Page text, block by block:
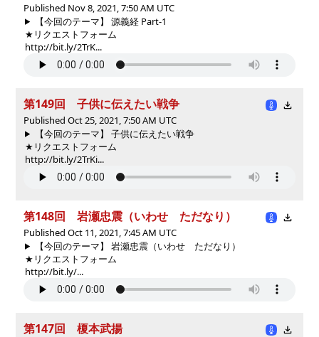
Published Nov 8, 2021, 7:50 AM UTC
【今回のテーマ】 源義経 Part-1
★リクエストフォーム
http://bit.ly/2TrK...
第149回 子供に伝えたい戦争
Published Oct 25, 2021, 7:50 AM UTC
【今回のテーマ】 子供に伝えたい戦争
★リクエストフォーム
http://bit.ly/2TrKi...
第148回 岩瀬忠震（いわせ ただなり）
Published Oct 11, 2021, 7:45 AM UTC
【今回のテーマ】 岩瀬忠震（いわせ ただなり）
★リクエストフォーム
http://bit.ly/...
第147回 榎本武揚